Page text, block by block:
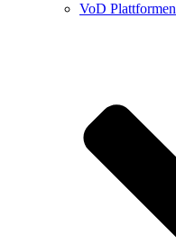
VoD Plattformen